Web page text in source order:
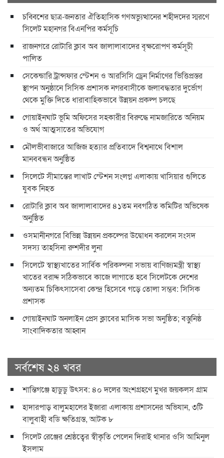
চব্বিশের ছাত্র-জনতার ঐতিহাসিক গণঅভ্যুত্থানের শহীদদের স্মরণে
সিলেট মহানগর বিএনপির কর্মসূচি
রাজনগরে রোটারি ক্লাব অব জালালাবাদের বৃক্ষরোপণ কর্মসূচী
পালিত
সেকেন্ডারি ট্রান্সফার স্টেশন ও আরসিসি ড্রেন নির্মাণের ভিত্তিপ্রস্তর
স্থাপন অনুষ্ঠানে সিসিক প্রশাসক নগরবাসীকে জলাবদ্ধতার দুর্ভোগ
থেকে মুক্তি দিতে ধারাবাহিকভাবে উন্নয়ন প্রকল্প চলছে
গোয়াইনঘাট ভূমি অফিসের সহকারীর বিরুদ্ধে নামজারিতে অনিয়ম
ও অর্থ আত্মসাতের অভিযোগ
মৌলভীবাজারে আজিজ হত্যার প্রতিবাদে বিশ্বনাথে বিশাল
মানববন্ধন অনুষ্ঠিত
সিলেটে সীমান্তের লাখাট স্টেশন সংলগ্ন এলাকায় খাসিয়ার গুলিতে
যুবক নিহত
রোটারি ক্লাব অব জালালাবাদের ৪১তম নবগঠিত কমিটির অভিষেক
অনুষ্ঠিত
ওসমানীনগরে বিভিন্ন উন্নয়ন প্রকল্পের উদ্বোধন করলেন সংসদ
সদস্য তাহসিনা রুশদীর লুনা
সিলেটে স্বাস্থ্যখাতের সার্বিক পরিকল্পনা সভায় বাণিজ্যমন্ত্রী স্বাস্থ্য
খাতের বরাদ্দ সঠিকভাবে কাজে লাগাতে হবে সিলেটকে দেশের
অন্যতম চিকিৎসাসেবা কেন্দ্র হিসেবে গড়ে তোলা সম্ভব: সিসিক
প্রশাসক
​গোয়াইনঘাট অনলাইন প্রেস ক্লাবের মাসিক সভা অনুষ্ঠিত; বস্তুনিষ্ঠ
সাংবাদিকতার আহ্বান
সর্বশেষ ২৪ খবর
শান্তিগঞ্জে হাডুডু উৎসব: ৪০ দলের অংশগ্রহণে মুখর জয়কলস গ্রাম
হাদারপাড় বালুমহালের ইজারা এলাকায় প্রশাসনের অভিযান, ৩টি
বালুবাহী বডি ক্ষতিগ্রস্ত, আটক ৮
সিলেট রেঞ্জের শ্রেষ্ঠত্বের স্বীকৃতি পেলেন দিরাই থানার ওসি আমিনুল
ইসলাম